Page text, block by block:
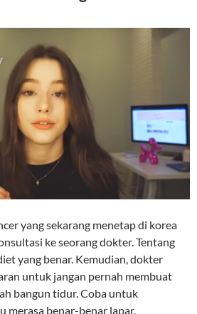
yang sekarang menetap di korea
ke seorang dokter. Tentang
yang benar. Kemudian, dokter
untuk jangan pernah membuat
bangun tidur. Coba untuk
merasa benar-benar lapar.